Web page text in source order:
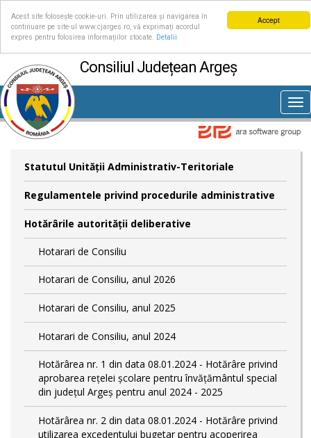
Accept
Acest site folosește cookie-uri. Prin utilizarea și navigarea în
continuare pe site-ul www.cjarges.ro, vă exprimați acordul
expres pentru folosirea informațiilor stocate.
Detalii
Consiliul Județean Argeș
Statutul Unităţii Administrativ-Teritoriale
Regulamentele privind procedurile administrative
Hotărârile autorităţii deliberative
Hotarari de Consiliu
Hotarari de Consiliu, anul 2026
Hotarari de Consiliu, anul 2025
Hotarari de Consiliu, anul 2024
Hotărârea nr. 1 din data 08.01.2024 - Hotărâre privind
aprobarea rețelei școlare pentru învățământul special
din județul Argeș pentru anul 2024 - 2025
Hotărârea nr. 2 din data 08.01.2024 - Hotărâre privind
utilizarea excedentului bugetar pentru acoperirea